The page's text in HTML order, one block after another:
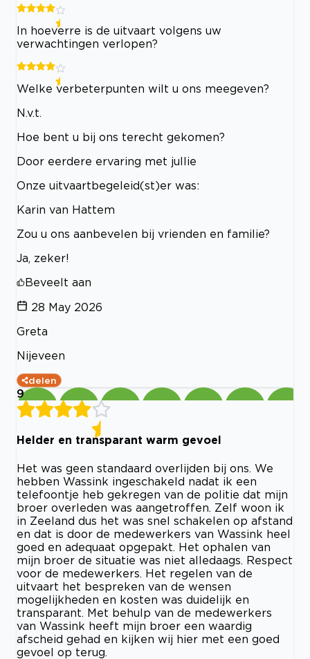
In hoeverre is de uitvaart volgens uw
verwachtingen verlopen?
Welke verbeterpunten wilt u ons meegeven?
N.v.t.
Hoe bent u bij ons terecht gekomen?
Door eerdere ervaring met jullie
Onze uitvaartbegeleid(st)er was:
Karin van Hattem
Zou u ons aanbevelen bij vrienden en familie?
Ja, zeker!
Beveelt aan
28 May 2026
Greta
Nijeveen
delen
9
Helder en transparant warm gevoel
Het was geen standaard overlijden bij ons. We
hebben Wassink ingeschakeld nadat ik een
telefoontje heb gekregen van de politie dat mijn
broer overleden was aangetroffen. Zelf woon ik
in Zeeland dus het was snel schakelen op afstand
en dat is door de medewerkers van Wassink heel
goed en adequaat opgepakt. Het ophalen van
mijn broer de situatie was niet alledaags. Respect
voor de medewerkers. Het regelen van de
uitvaart het bespreken van de wensen
mogelijkheden en kosten was duidelijk en
transparant. Met behulp van de medewerkers
van Wassink heeft mijn broer een waardig
afscheid gehad en kijken wij hier met een goed
gevoel op terug.